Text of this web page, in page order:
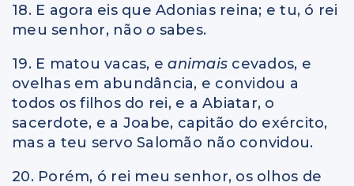
18. E agora eis que Adonias reina; e tu, ó rei
meu senhor, não o sabes.
19. E matou vacas, eanimais cevados, e
ovelhas em abundância, e convidou a
todos os filhos do rei, e a Abiatar, o
sacerdote, e a Joabe, capitão do exército,
mas a teu servo Salomão não convidou.
20. Porém, ó rei meu senhor, os olhos de